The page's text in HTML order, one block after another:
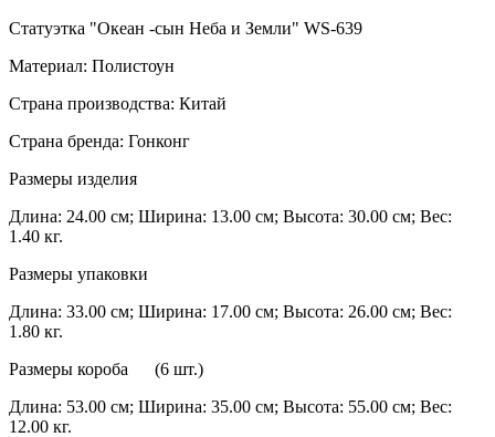
Статуэтка "Океан -сын Неба и Земли" WS-639
Материал: Полистоун
Страна производства: Китай
Страна бренда: Гонконг
Размеры изделия
Длина: 24.00 см; Ширина: 13.00 см; Высота: 30.00 см; Вес:
1.40 кг.
Размеры упаковки
Длина: 33.00 см; Ширина: 17.00 см; Высота: 26.00 см; Вес:
1.80 кг.
Размеры короба (6 шт.)
Длина: 53.00 см; Ширина: 35.00 см; Высота: 55.00 см; Вес:
12.00 кг.